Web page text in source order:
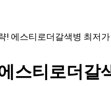
! 에스티로더갈색병 최저
스티로더갈